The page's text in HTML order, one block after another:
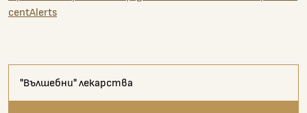
centAlerts
"Вълшебни" лекарства